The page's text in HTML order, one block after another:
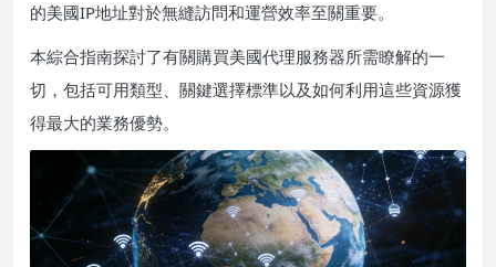
的美國IP地址對於無縫訪問和運營效率至關重要。
本綜合指南探討了有關購買美國代理服務器所需瞭解的一
切，包括可用類型、關鍵選擇標準以及如何利用這些資源獲
得最大的業務優勢。